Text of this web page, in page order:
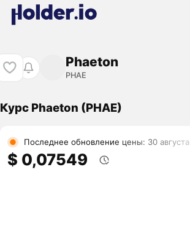
Phaeton
PHAE
Курс Phaeton (PHAE)
Последнее обновление цены: 30 августа
$ 0,07549